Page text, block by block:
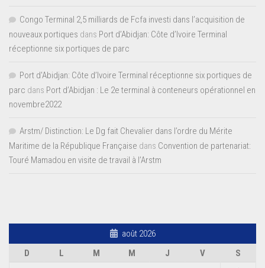
Congo Terminal 2,5 milliards de Fcfa investi dans l’acquisition de
nouveaux portiques dans Port d’Abidjan: Côte d’Ivoire Terminal
réceptionne six portiques de parc
Port d'Abidjan: Côte d’Ivoire Terminal réceptionne six portiques de
parc dans Port d’Abidjan : Le 2e terminal à conteneurs opérationnel en
novembre2022
Arstm/ Distinction: Le Dg fait Chevalier dans l’ordre du Mérite
Maritime de la République Française dans Convention de partenariat:
Touré Mamadou en visite de travail à l’Arstm
août 2026
D
L M M J V
S